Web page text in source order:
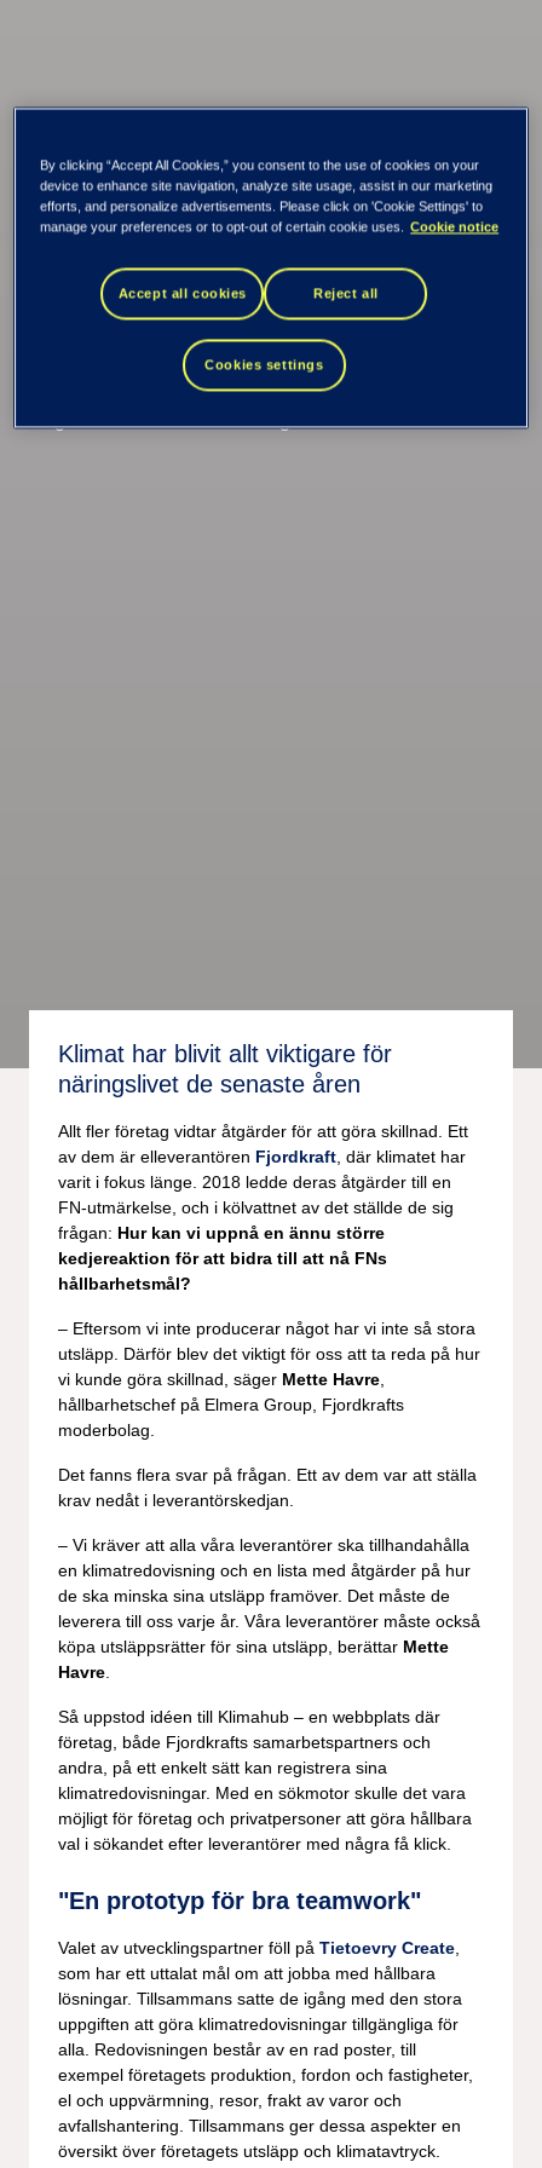
Klimahub – en
lösning för framtiden
En FN-utmärkelse, dagliga stand-up-möten och en vilja
Klimat har blivit allt viktigare för
näringslivet de senaste åren
Allt fler företag vidtar åtgärder för att göra skillnad. Ett
av dem är elleverantören Fjordkraft, där klimatet har
varit i fokus länge. 2018 ledde deras åtgärder till en
FN-utmärkelse, och i kölvattnet av det ställde de sig
frågan: Hur kan vi uppnå en ännu större
kedjereaktion för att bidra till att nå FNs
hållbarhetsmål?
– Eftersom vi inte producerar något har vi inte så stora
utsläpp. Därför blev det viktigt för oss att ta reda på hur
vi kunde göra skillnad, säger Mette Havre,
hållbarhetschef på Elmera Group, Fjordkrafts
moderbolag.
Det fanns flera svar på frågan. Ett av dem var att ställa
krav nedåt i leverantörskedjan.
– Vi kräver att alla våra leverantörer ska tillhandahålla
en klimatredovisning och en lista med åtgärder på hur
de ska minska sina utsläpp framöver. Det måste de
leverera till oss varje år. Våra leverantörer måste också
köpa utsläppsrätter för sina utsläpp, berättar Mette
Havre.
Så uppstod idéen till Klimahub – en webbplats där
företag, både Fjordkrafts samarbetspartners och
andra, på ett enkelt sätt kan registrera sina
klimatredovisningar. Med en sökmotor skulle det vara
möjligt för företag och privatpersoner att göra hållbara
val i sökandet efter leverantörer med några få klick.
"En prototyp för bra teamwork"
Valet av utvecklingspartner föll på Tietoevry Create,
som har ett uttalat mål om att jobba med hållbara
lösningar. Tillsammans satte de igång med den stora
uppgiften att göra klimatredovisningar tillgängliga för
alla. Redovisningen består av en rad poster, till
exempel företagets produktion, fordon och fastigheter,
el och uppvärmning, resor, frakt av varor och
avfallshantering. Tillsammans ger dessa aspekter en
översikt över företagets utsläpp och klimatavtryck.
By clicking “Accept All Cookies,” you consent to the use of cookies on your
device to enhance site navigation, analyze site usage, assist in our marketing
efforts, and personalize advertisements. Please click on 'Cookie Settings' to
manage your preferences or to opt-out of certain cookie uses.
Cookie notice
Accept all cookies Reject all
Cookies settings